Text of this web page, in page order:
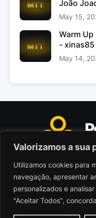
Valorizamos a sua
Utilizamos cookies para
navegação, apresentar
personalizados e
"Aceitar Todos",
João
May 15,
Warm
- xinas85
May 14,
Polarize
Sociedade
©
Termos